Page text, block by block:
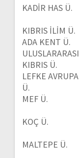
KADİR HAS Ü.
KIBRIS İLİM Ü.
ADA KENT Ü.
ULUSLARARASI
KIBRIS Ü.
LEFKE AVRUPA
Ü.
MEF Ü.
KOÇ Ü.
MALTEPE Ü.